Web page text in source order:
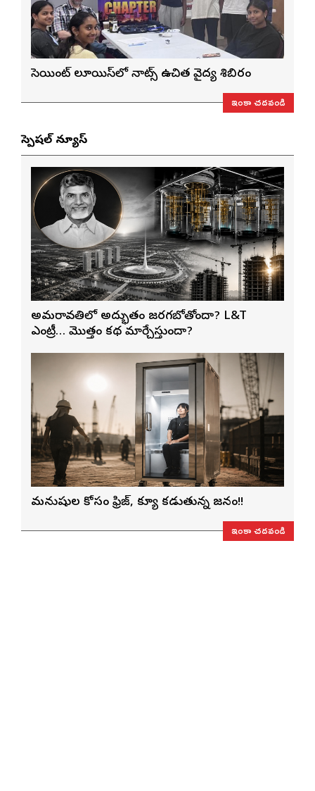
సెయింట్ లూయిస్‌లో నాట్స్ ఉచిత వైద్య శిబిరం
ఇంకా చదవండి
స్పెషల్ న్యూస్
అమరావతిలో అద్భుతం జరగబోతోందా? L&T
ఎంట్రీ… మొత్తం కథ మార్చేస్తుందా?
మనుషుల కోసం ఫ్రిజ్, క్యూ కడుతున్న జనం!!
ఇంకా చదవండి